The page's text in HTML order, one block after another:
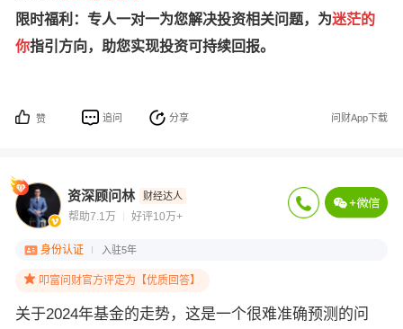
限时福利：专人一对一为您解决投资相关问题，为迷茫的
你指引方向，助您实现投资可持续回报。
赞 追问 分享 问财App下载
资深顾问林 财经达人
帮助7.1万 好评10万+
身份认证 入驻5年
叩富问财官方评定为【优质回答】
关于2024年基金的走势，这是一个很难准确预测的问